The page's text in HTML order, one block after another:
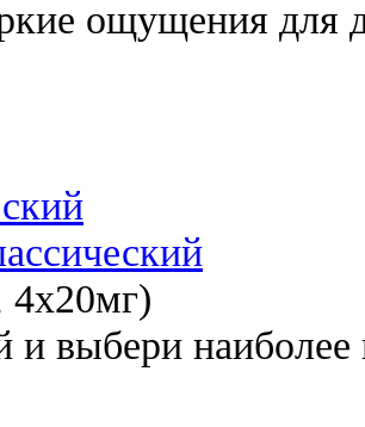
ощущения для
4x20мг)
и выбери наиболее